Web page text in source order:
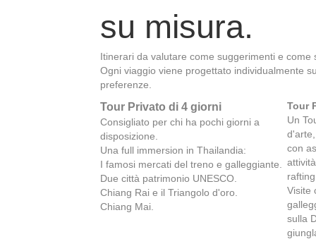
su misura.
Itinerari da valutare come suggerimenti e come
Ogni viaggio viene progettato individualmente
preferenze.
Tour Privato di 4 giorni
Consigliato per chi ha pochi giorni a
disposizione.
Una full immersion in Thailandia:
I famosi mercati del treno e galleggiante.
Due città patrimonio UNESCO.
Chiang Rai e il Triangolo d'oro.
Chiang Mai.
Tour
Un
con
rafting.
Visite
sulla